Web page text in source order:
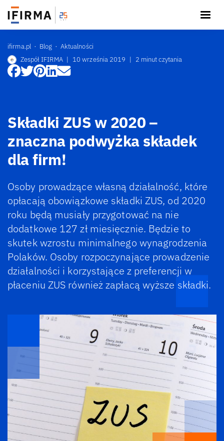
ifirma.pl Blog
Aktualności
Zespół IFIRMA | 10 września 2019 | 2 minut czytania
Składki ZUS w 2020 –
znaczna podwyżka składek
dla firm!
Osoby prowadzące własną działalność, które
opłacają obowiązkowe składki ZUS, od 2020
roku będą musiały przygotować na nie
dodatkowe 127 zł miesięcznie. Będzie to
skutek wzrostu minimalnego wynagrodzenia
Polaków. Osoby rozpoczynające prowadzenie
działalności i korzystające z preferencji w
płaceniu ZUS również zapłacą wyższe składki.